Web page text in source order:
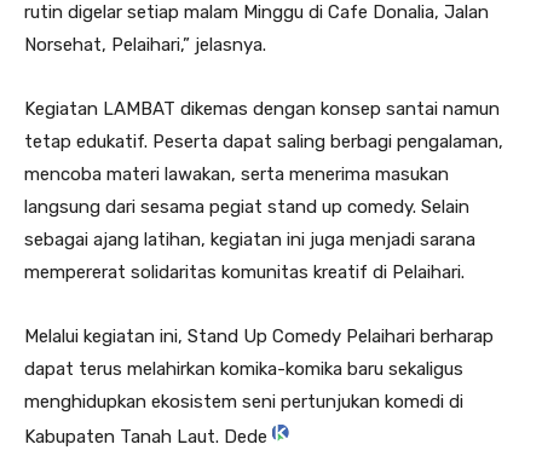
rutin digelar setiap malam Minggu di Cafe Donalia, Jalan
Norsehat, Pelaihari,” jelasnya.
Kegiatan LAMBAT dikemas dengan konsep santai namun
tetap edukatif. Peserta dapat saling berbagi pengalaman,
mencoba materi lawakan, serta menerima masukan
langsung dari sesama pegiat stand up comedy. Selain
sebagai ajang latihan, kegiatan ini juga menjadi sarana
mempererat solidaritas komunitas kreatif di Pelaihari.
Melalui kegiatan ini, Stand Up Comedy Pelaihari berharap
dapat terus melahirkan komika-komika baru sekaligus
menghidupkan ekosistem seni pertunjukan komedi di
Kabupaten Tanah Laut. Dede